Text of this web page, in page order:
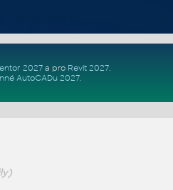
2027a pro Revit 2027.
AutoCADu 2027.